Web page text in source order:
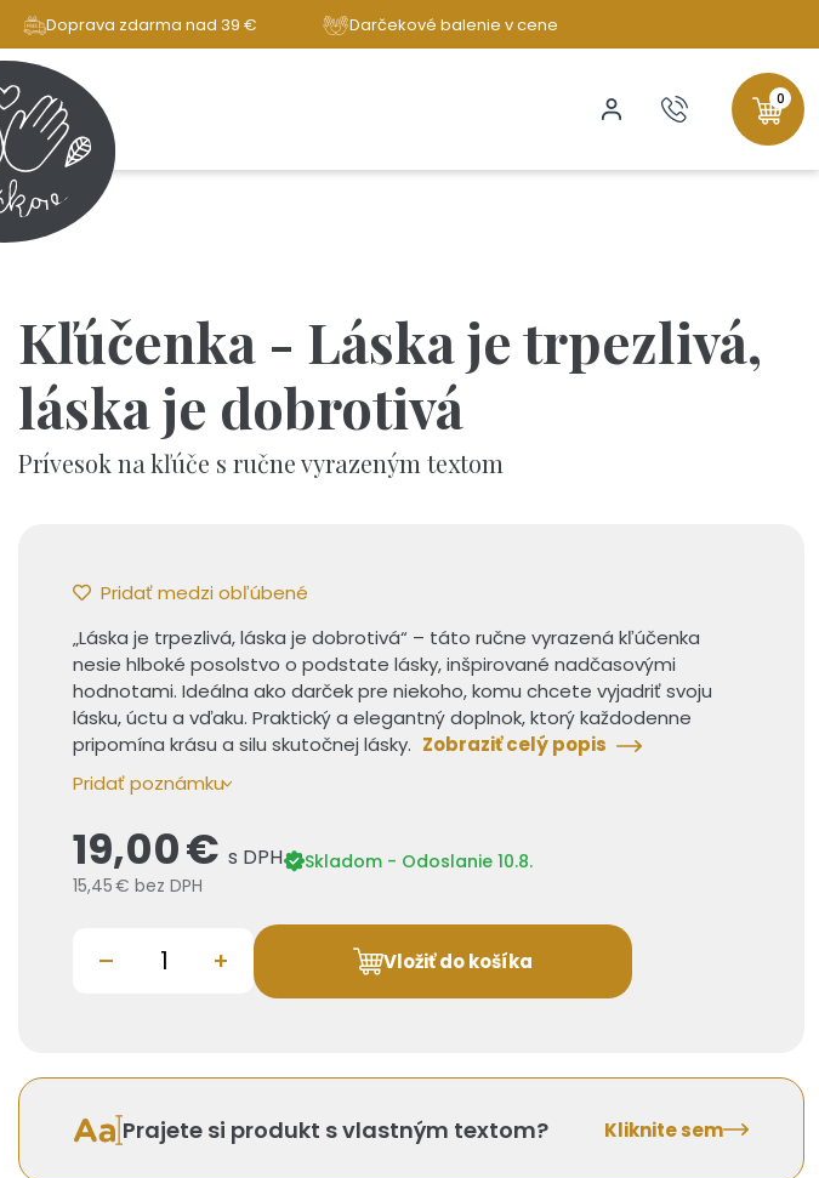
Doprava zdarma nad 39 € Darčekové balenie v cene
0
Kľúčenka - Láska je trpezlivá,
láska je dobrotivá
Prívesok na kľúče s ručne vyrazeným textom
Pridať medzi obľúbené
„Láska je trpezlivá, láska je dobrotivá“ – táto ručne vyrazená kľúčenka
nesie hlboké posolstvo o podstate lásky, inšpirované nadčasovými
hodnotami. Ideálna ako darček pre niekoho, komu chcete vyjadriť svoju
lásku, úctu a vďaku. Praktický a elegantný doplnok, ktorý každodenne
pripomína krásu a silu skutočnej lásky. Zobraziť celý popis
Pridať poznámku
19,00 € s DPH
15,45 € bez DPH
Skladom - Odoslanie 10.8.
– + Vložiť do košíka
Prajete si produkt s vlastným textom? Kliknite sem